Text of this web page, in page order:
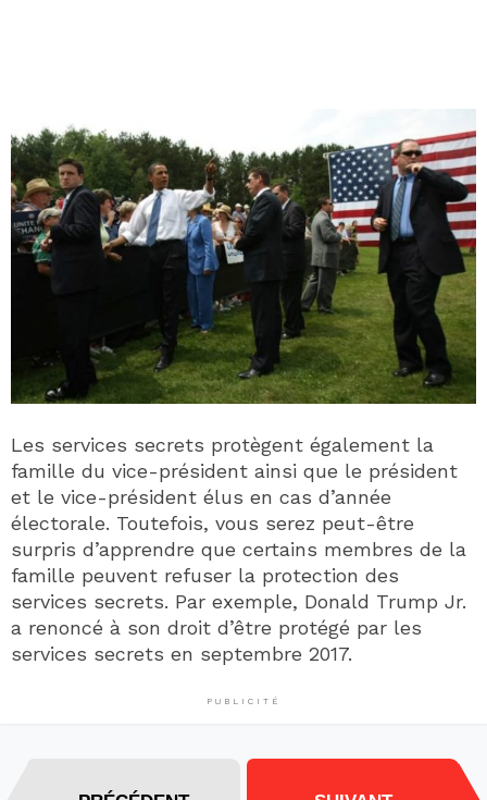
Les services secrets protègent également la
famille du vice-président ainsi que le président
et le vice-président élus en cas d’année
électorale. Toutefois, vous serez peut-être
surpris d’apprendre que certains membres de la
famille peuvent refuser la protection des
services secrets. Par exemple, Donald Trump Jr.
a renoncé à son droit d’être protégé par les
services secrets en septembre 2017.
PUBLICITÉ